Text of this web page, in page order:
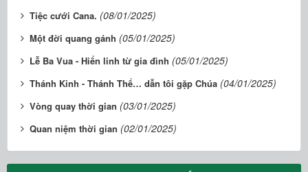
Tiệc cưới Cana. (08/01/2025)
Một đời quang gánh (05/01/2025)
Lễ Ba Vua - Hiển linh từ gia đình (05/01/2025)
Thánh Kinh - Thánh Thể… dẫn tôi gặp Chúa (04/01/2025)
Vòng quay thời gian (03/01/2025)
Quan niệm thời gian (02/01/2025)